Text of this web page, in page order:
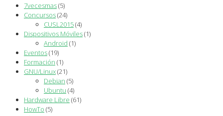
7vecesmas(5)
Concursos(24)
CUSL2015(4)
Dispositivos Móviles(1)
Android (1)
Eventos(19)
Formación (1)
GNU/Linux(21)
Debian (5)
Ubuntu (4)
Hardware Libre (61)
HowTo (5)